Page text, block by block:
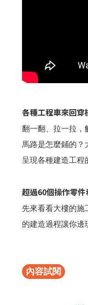
各種工程車來回穿
翻一翻、拉一拉，
馬路是怎麼鋪的？
呈現各種建造工
超過60個操作零
先來看看大樓的
的建造過程讓你邊
內容試閱